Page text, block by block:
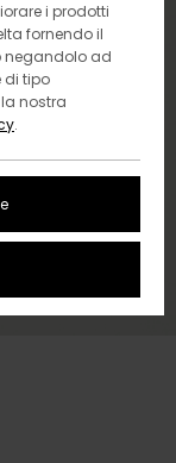
i prodotti
fornendo il
negandolo ad
di tipo
nostra
.